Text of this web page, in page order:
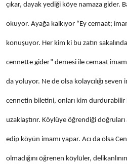
çıkar, dayak yediği köye namaza gider.
okuyor. Ayağa kalkıyor “Ey cemaat;
konuşuyor. Her kim ki bu zatın
cennette gider” demesi ile cemaat
da yoluyor. Ne de olsa kolaycılığı seven
cennetin biletini, onları kim durdurabilir
uzaklaştırır. Köylüye öğrendiği
edip köyün imamı yapar. Acı da olsa
olmadığını öğrenen köylüler,